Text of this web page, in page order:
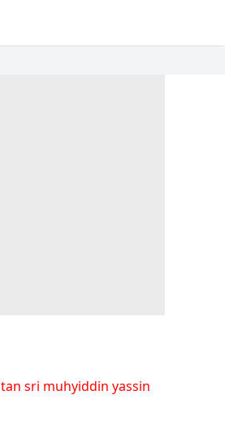
tan sri muhyiddin yassin